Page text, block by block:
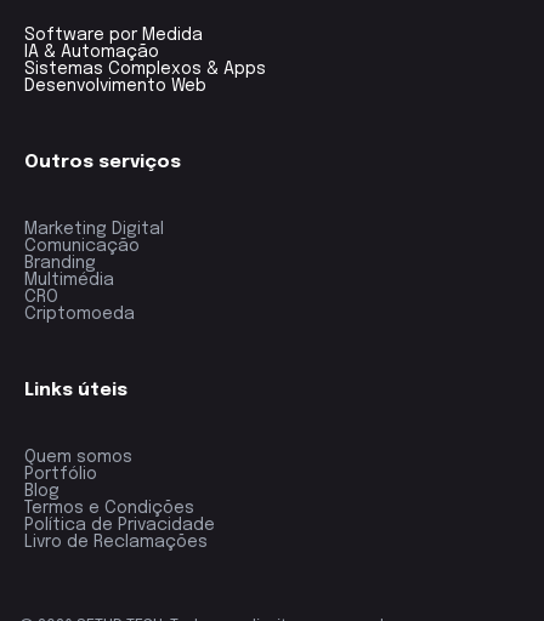
Software por Medida
IA & Automação
Sistemas Complexos & Apps
Desenvolvimento Web
Outros serviços
Marketing Digital
Comunicação
Branding
Multimédia
CRO
Criptomoeda
Links úteis
Quem somos
Portfólio
Blog
Termos e Condições
Política de Privacidade
Livro de Reclamações